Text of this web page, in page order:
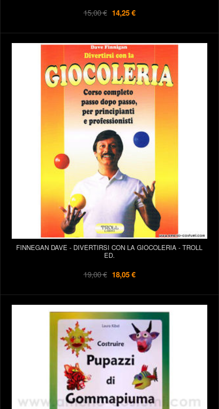
15,00 € 14,25 €
FINNEGAN DAVE - DIVERTIRSI CON LA GIOCOLERIA - TROLL
ED.
19,00 € 18,05 €